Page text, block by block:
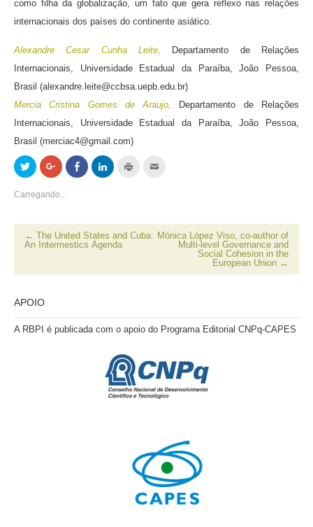
como filha da globalização, um fato que gera reflexo nas relações
internacionais dos países do continente asiático.
Alexandre Cesar Cunha Leite,
Departamento de Relações
Internacionais, Universidade Estadual da Paraíba, João Pessoa,
Brasil (alexandre.leite@ccbsa.uepb.edu.br)
Mercia Cristina Gomes de Araujo,
Departamento de Relações
Internacionais, Universidade Estadual da Paraíba, João Pessoa,
Brasil (merciac4@gmail.com)
Clique
para
compartilhar
no
Twitter(abre
janela)
Compartilhe
no
Google+
(abre
em
Compartilhar
no
Facebook(abre
Clique
para
janela)
Clique
para
amigo(abre
em
nova
janela)
Carregando...
← The United States and Cuba:
An Intermestics Agenda
Mónica López Viso, co-author of
Multi-level Governance and
Social Cohesion in the
European Union →
APOIO
A RBPI é publicada com o apoio do Programa Editorial CNPq-CAPES